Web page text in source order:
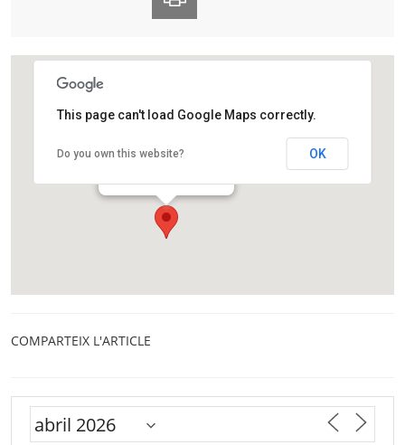
Observatori Fabra
Camí de l'Observatori, s/n
This page can't load Google Maps correctly.
Do you own this website? OK
COMPARTEIX L'ARTICLE